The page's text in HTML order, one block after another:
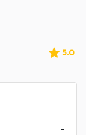
5.0
-